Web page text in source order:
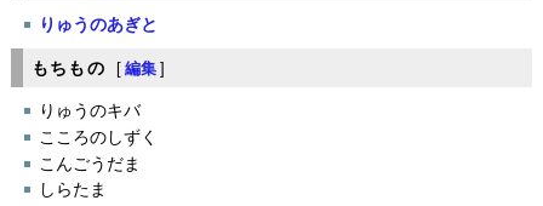
りゅうのあぎと
もちもの [ 編集 ]
りゅうのキバ
こころのしずく
こんごうだま
しらたま